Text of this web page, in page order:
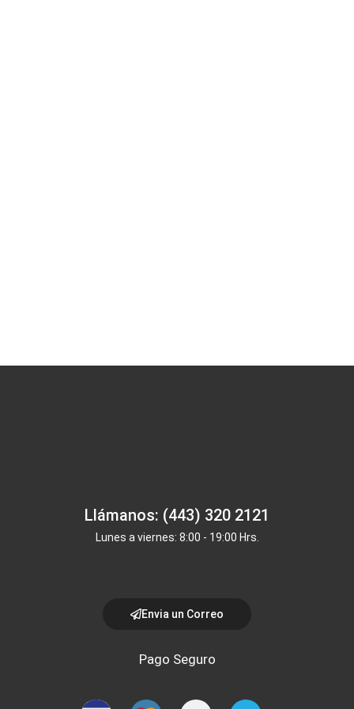
Llámanos: (443) 320 2121
Lunes a viernes: 8:00 - 19:00 Hrs.
Envia un Correo
Pago Seguro